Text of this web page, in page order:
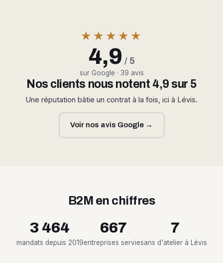
★★★★★
4,9 / 5
sur Google · 39 avis
Nos clients nous notent 4,9 sur 5
Une réputation bâtie un contrat à la fois, ici à Lévis.
Voir nos avis Google →
B2M en chiffres
3 464
mandats depuis 2019
667
entreprises servies
7
ans d'atelier à Lévis